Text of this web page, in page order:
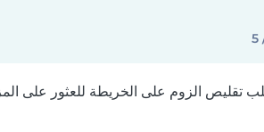
تقليص الزوم على الخريطة للعثور على